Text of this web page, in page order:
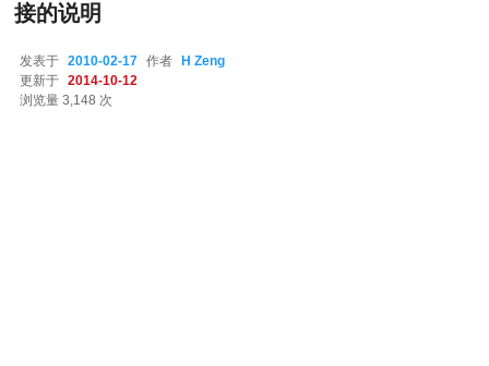
接的说明
发表于 2010-02-17 作者
H Zeng
更新于
2014-10-12
浏览量 3,148 次